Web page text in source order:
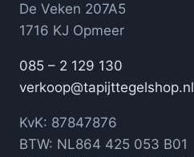
De Veken 207A5
1716 KJ Opmeer
085 – 2 129 130
verkoop@tapijttegelshop.nl
KvK: 87847876
BTW: NL864 425 053 B01